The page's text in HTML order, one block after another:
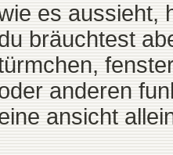
es aussieht,
bräuchtest
anderen
ansicht